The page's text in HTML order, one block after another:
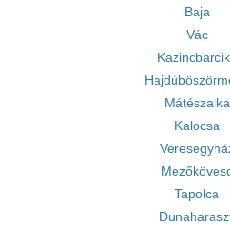
Baja
Vác
Mátészalka
Kalocsa
Tapolca